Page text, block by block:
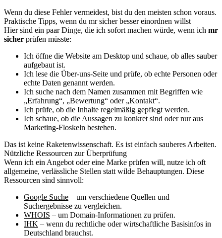
Wenn du diese Fehler vermeidest, bist du den meisten schon voraus.
Praktische Tipps, wenn du mr sicher besser einordnen willst
Hier sind ein paar Dinge, die ich sofort machen würde, wenn ich mr
sicher prüfen müsste:
Ich öffne die Website am Desktop und schaue, ob alles sauber
aufgebaut ist.
Ich lese die Über-uns-Seite und prüfe, ob echte Personen oder
echte Daten genannt werden.
Ich suche nach dem Namen zusammen mit Begriffen wie
„Erfahrung“, „Bewertung“ oder „Kontakt“.
Ich prüfe, ob die Inhalte regelmäßig gepflegt werden.
Ich schaue, ob die Aussagen zu konkret sind oder nur aus
Marketing-Floskeln bestehen.
Das ist keine Raketenwissenschaft. Es ist einfach sauberes Arbeiten.
Nützliche Ressourcen zur Überprüfung
Wenn ich ein Angebot oder eine Marke prüfen will, nutze ich oft
allgemeine, verlässliche Stellen statt wilde Behauptungen. Diese
Ressourcen sind sinnvoll:
Google Suche – um verschiedene Quellen und
Suchergebnisse zu vergleichen.
WHOIS – um Domain-Informationen zu prüfen.
IHK – wenn du rechtliche oder wirtschaftliche Basisinfos in
Deutschland brauchst.